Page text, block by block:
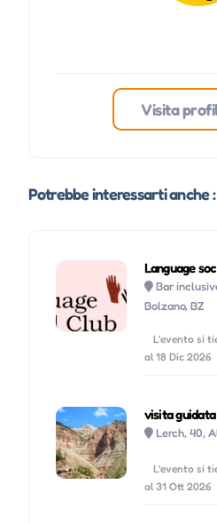
Visita
Potrebbe interessarti anche :
Language
Bar
Bolzano, BZ
L'evento si
al 18 Dic 2026
visita
Lerch, 40,
L'evento si
al 31 Ott 2026